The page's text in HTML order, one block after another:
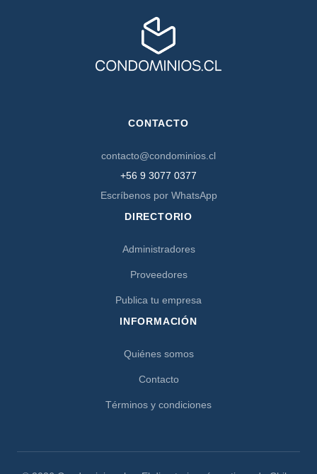
CONTACTO
contacto@condominios.cl
+56 9 3077 0377
Escríbenos por WhatsApp
DIRECTORIO
Administradores
Proveedores
Publica tu empresa
INFORMACIÓN
Quiénes somos
Contacto
Términos y condiciones